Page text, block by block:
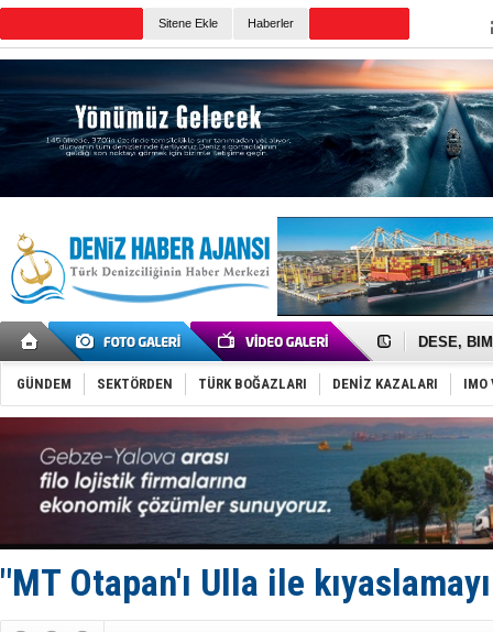
Sitene Ekle Haberler
İngiliz
DESE,
35 milyon
İnsansız
Yüzyıl
Anadolu
Derince,
Tüpraş,
İTU AUV,
LNG
PROYAD,
Türk
GÜNDEM SEKTÖRDEN TÜRK BOĞAZLARI DENİZ KAZALARI IMO
"MT Otapan'ı Ulla ile